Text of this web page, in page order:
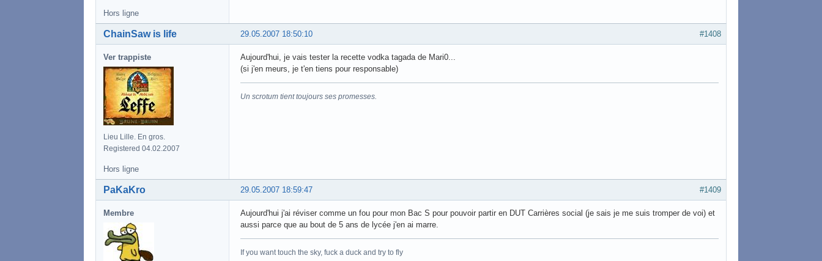
Hors ligne
#1408
29.05.2007 18:50:10
ChainSaw is life
Ver trappiste
Lieu Lille. En gros.
Registered 04.02.2007
Aujourd'hui, je vais tester la recette vodka tagada de Mari0...
(si j'en meurs, je t'en tiens pour responsable)
Un scrotum tient toujours ses promesses.
Hors ligne
#1409
29.05.2007 18:59:47
PaKaKro
Membre
Aujourd'hui j'ai réviser comme un fou pour mon Bac S pour pouvoir partir en DUT Carrières social (je sais je me suis tromper de voi) et
aussi parce que au bout de 5 ans de lycée j'en ai marre.
If you want touch the sky, fuck a duck and try to fly